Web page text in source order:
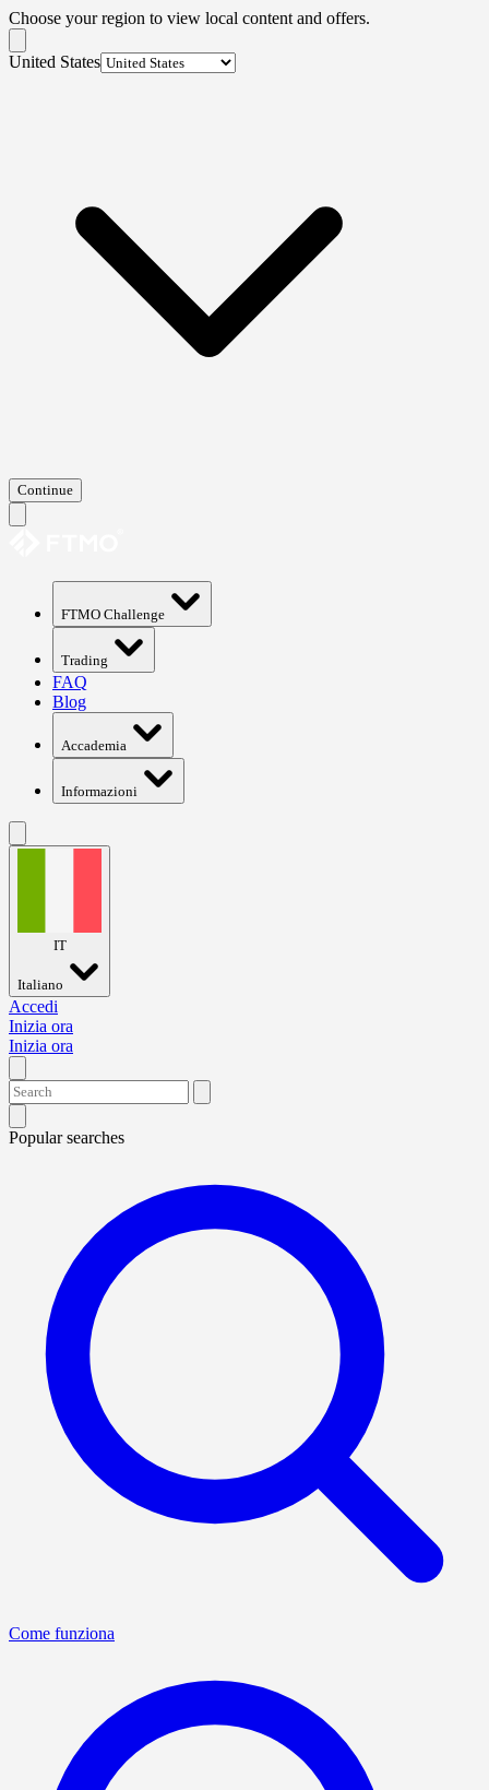
Choose your region to view local content and offers.
United States
Continue
FTMO Challenge
Trading
FAQ
Blog
Accademia
Informazioni
IT
Italiano
Accedi
Inizia ora
Inizia ora
Popular searches
Come funziona